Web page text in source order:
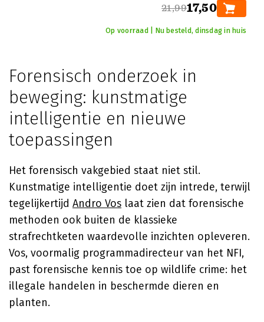
21,9917,50
Op voorraad | Nu besteld, dinsdag in huis
Forensisch onderzoek in
beweging: kunstmatige
intelligentie en nieuwe
toepassingen
Het forensisch vakgebied staat niet stil.
Kunstmatige intelligentie doet zijn intrede, terwijl
tegelijkertijd Andro Vos laat zien dat forensische
methoden ook buiten de klassieke
strafrechtketen waardevolle inzichten opleveren.
Vos, voormalig programmadirecteur van het NFI,
past forensische kennis toe op wildlife crime: het
illegale handelen in beschermde dieren en
planten.